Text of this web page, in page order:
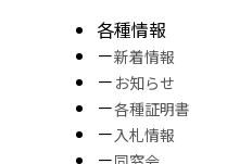
各種情報
新着情報
お知らせ
各種証明書
入札情報